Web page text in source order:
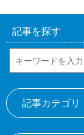
記事を探す
記事カテゴリ